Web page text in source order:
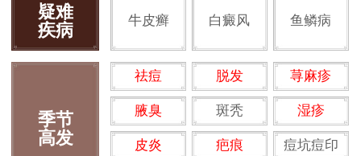
疑难
疾病
牛皮癣 白癜风 鱼鳞病
季节
高发
祛痘 脱发 荨麻疹
腋臭 斑秃 湿疹
皮炎 疤痕 痘坑痘印